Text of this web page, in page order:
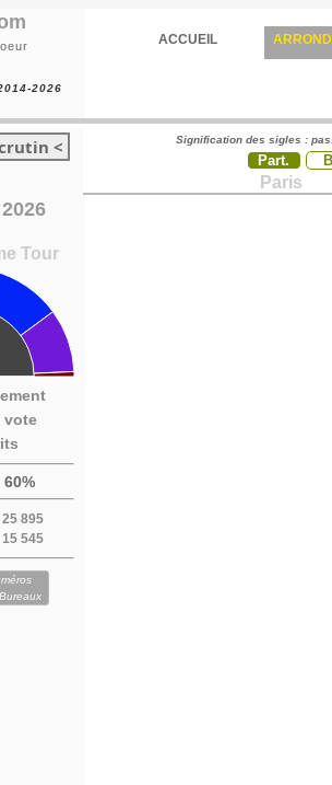
2026
ACCUEIL
<
Tour
vote
25 895
15 545
Signification des sigles :
Part.
Paris